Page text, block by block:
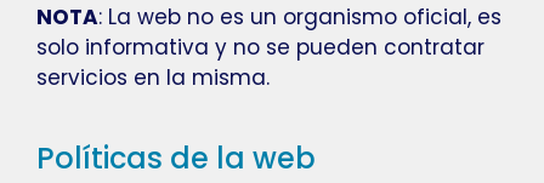
NOTA: La web no es un organismo oficial, es
solo informativa y no se pueden contratar
servicios en la misma.
Políticas de la web